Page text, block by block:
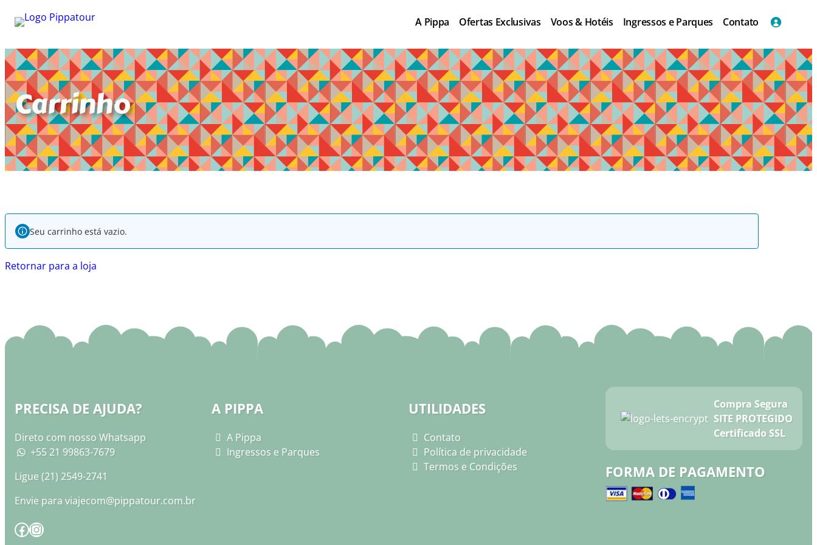
Pular
para
o
conteúdo
A Pippa Ofertas Exclusivas Voos & Hotéis Ingressos e Parques Contato
Carrinho
Seu carrinho está vazio.
Retornar para a loja
PRECISA DE AJUDA?
Direto com nosso Whatsapp
+55 21 99863-7679
Ligue (21) 2549-2741
Envie para viajecom@pippatour.com.br
Facebook Instagram
A PIPPA
A Pippa
Ingressos e Parques
UTILIDADES
Contato
Política de privacidade
Termos e Condições
Compra Segura
SITE PROTEGIDO
Certificado SSL
FORMA DE PAGAMENTO